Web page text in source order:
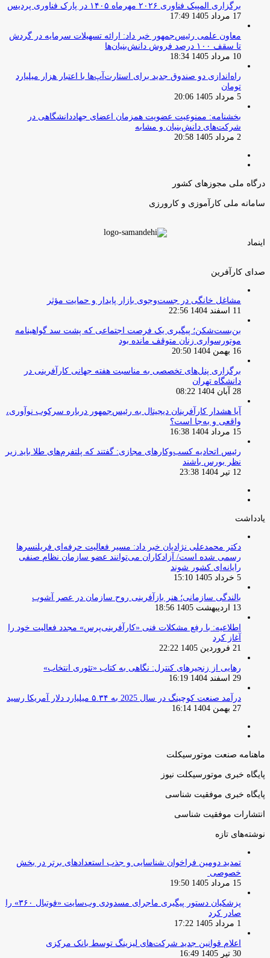
برگزاری المپیک فناوری ۲۰۲۶ مهرماه ۱۴۰۵ در پارک فناوری پردیس
17 مرداد 1405 17:49
معاون علمی رئیس‌جمهور خبر داد: ارائه تسهیلات سرمایه در گردش
تا سقف ۱۰۰ درصد فروش دانش‌بنیان‌ها
10 مرداد 1405 18:34
راه‌اندازی دو صندوق جدید برای استارت‌آپ‌ها با اعتبار هزار میلیارد
تومان
5 مرداد 1405 20:06
بخشنامه: ممنوعیت عضویت همزمان اعضای جهاددانشگاهی در
شرکت‌های دانش‌بنیان و مشابه
2 مرداد 1405 20:58
درگاه ملی مجوزهای کشور
سامانه ملی کارآموزی و کارورزی
اینماد
صدای کارآفرین
مشاغل خانگی در جست‌وجوی بازار پایدار و حمایت مؤثر
11 اسفند 1404 22:56
بن‌بست‌شکن؛ پیگیری یک فرصت اجتماعی که پشت سد گواهینامه
موتورسواری زنان متوقف مانده بود
16 بهمن 1404 20:50
برگزاری پنل‌های تخصصی به مناسبت هفته جهانی کارآفرینی در
دانشگاه تهران
28 آبان 1404 08:22
آیا هشدار کارآفرینان دیجیتال به رئیس‌جمهور درباره سرکوب نوآوری،
واقعی و به‌جا است؟
15 مرداد 1404 16:38
‏رئیس اتحادیه کسب‌وکارهای مجازی: گفتند که پلتفرم‌های طلا باید زیر
نظر بورس باشند
12 تیر 1404 23:38
یادداشت
دکتر محمدعلی نژادیان خبر داد: مسیر فعالیت حرفه‌ای فریلنسرها
رسمی شده است/ آزادکاران می‌توانند عضو سازمان نظام صنفی
رایانه‌ای کشور شوند
5 خرداد 1405 15:10
بالندگی سازمانی؛ هنر بازآفرینی روح سازمان در عصر آشوب
13 اردیبهشت 1405 18:56
اطلاعیه: با رفع مشکلات فنی «کارآفرینی‌پرس» مجدد فعالیت خود را
آغاز کرد
21 فروردین 1405 22:22
رهایی از زنجیرهای کنترل: نگاهی به کتاب «تئوری انتخاب»
29 اسفند 1404 16:19
درآمد صنعت کوچینگ در سال 2025 به ۵.۳۴ میلیارد دلار آمریکا رسید
27 بهمن 1404 16:14
ماهنامه صنعت موتورسیکلت
پایگاه خبری موتورسیکلت نیوز
پایگاه خبری موفقیت شناسی
انتشارات موفقیت شناسی
نوشته‌های تازه
تمدید دومین فراخوان شناسایی و جذب استعدادهای برتر در بخش
خصوصی
15 مرداد 1405 19:50
پزشکیان دستور پیگیری ماجرای مسدودی وب‌سایت «فوتبال ۳۶۰» را
صادر کرد
1 مرداد 1405 17:22
اعلام قوانین جدید شرکت‌های لیزینگ توسط بانک مرکزی
30 تیر 1405 16:49